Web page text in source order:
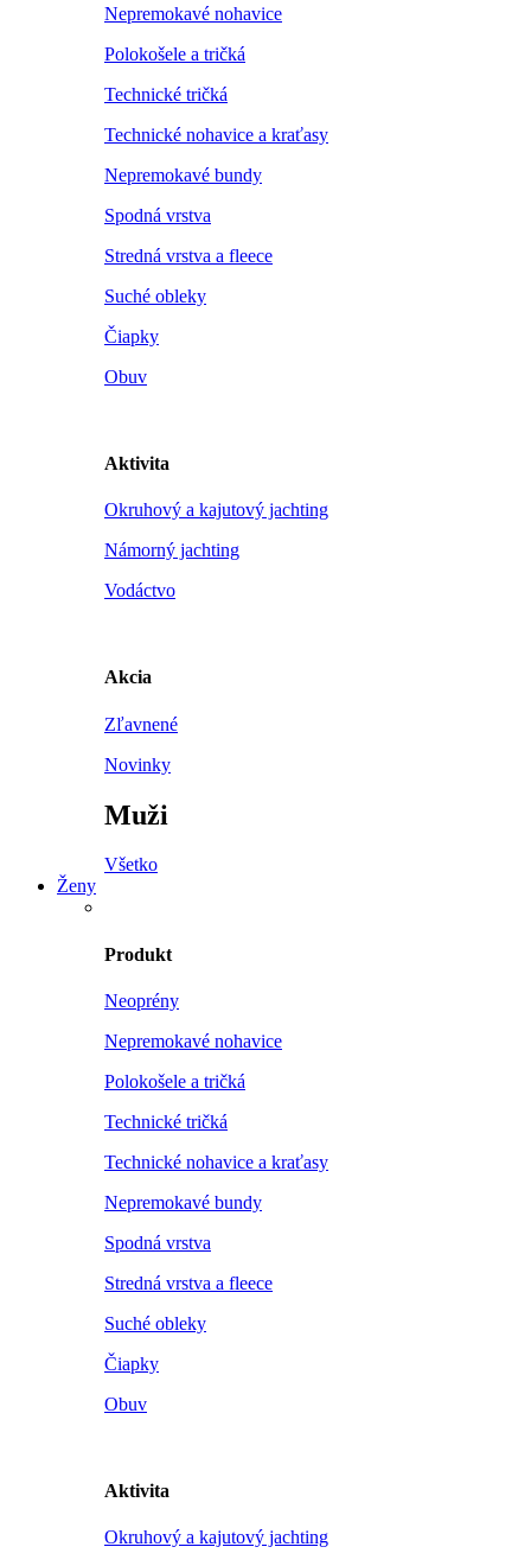
Nepremokavé nohavice
Polokošele a tričká
Technické tričká
Technické nohavice a kraťasy
Nepremokavé bundy
Spodná vrstva
Stredná vrstva a fleece
Suché obleky
Čiapky
Obuv
Aktivita
Okruhový a kajutový jachting
Námorný jachting
Vodáctvo
Akcia
Zľavnené
Novinky
Muži
Všetko
Ženy
Produkt
Neoprény
Nepremokavé nohavice
Polokošele a tričká
Technické tričká
Technické nohavice a kraťasy
Nepremokavé bundy
Spodná vrstva
Stredná vrstva a fleece
Suché obleky
Čiapky
Obuv
Aktivita
Okruhový a kajutový jachting